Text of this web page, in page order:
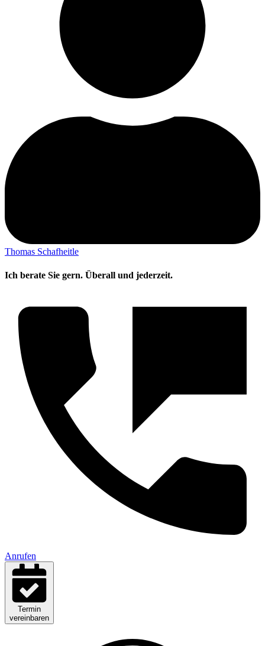
Thomas Schafheitle
Ich berate Sie gern. Überall und jederzeit.
Anrufen
Termin
vereinbaren